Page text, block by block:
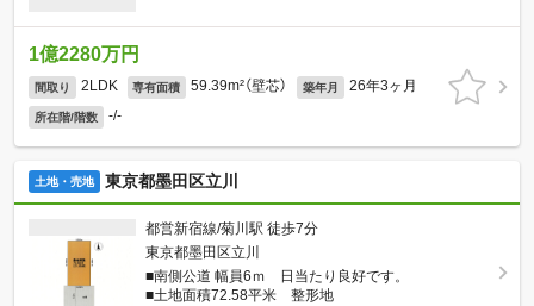
1億2280万円
間取り 2LDK 専有面積 59.39m²（壁芯） 築年月 26年3ヶ月
所在階/階数 -/-
土地・売地 東京都墨田区立川
都営新宿線/菊川駅 徒歩7分
東京都墨田区立川
■南側公道 幅員6ｍ 日当たり良好です。
■土地面積72.58平米 整形地